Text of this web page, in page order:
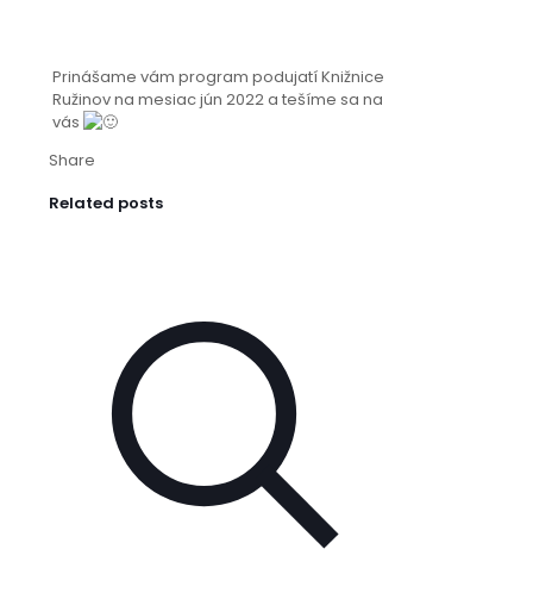
Prinášame vám program podujatí Knižnice
Ružinov na mesiac jún 2022 a tešíme sa na
vás
Share
Related posts